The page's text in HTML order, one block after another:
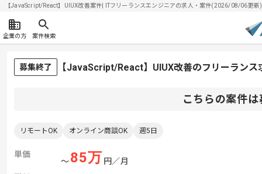
【JavaScript/React】UIUX改善案件| ITフリーランスエンジニアの求人・案件(2026/08/06更新)
企業の方 案件検索
募集終了 【JavaScript/React】UIUX改善のフリーランス
こちらの案件
リモートOK オンライン商談OK 週5日
単価
〜85万 円／月